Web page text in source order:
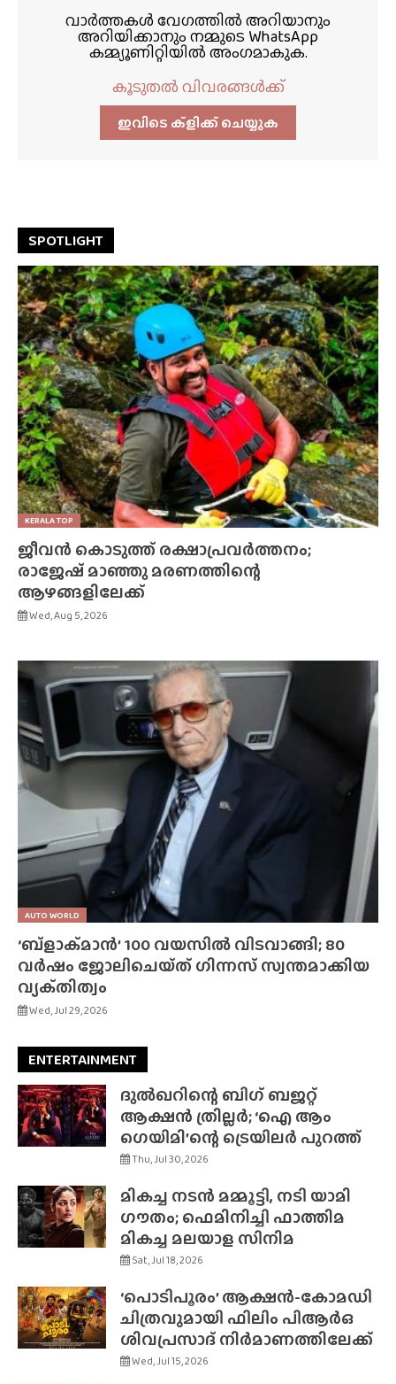
വാർത്തകൾ വേഗത്തിൽ അറിയാനും
അറിയിക്കാനും നമ്മുടെ WhatsApp
കമ്മ്യൂണിറ്റിയിൽ അംഗമാകുക.
കൂടുതൽ വിവരങ്ങൾക്ക്
ഇവിടെ ക്ളിക്ക്‌ ചെയ്യുക
SPOTLIGHT
KERALA TOP
ജീവൻ കൊടുത്ത് രക്ഷാപ്രവർത്തനം;
രാജേഷ് മാഞ്ഞു മരണത്തിന്റെ
ആഴങ്ങളിലേക്ക്
Wed, Aug 5, 2026
AUTO WORLD
‘ബ്‌ളാക്‌മാൻ’ 100 വയസിൽ വിടവാങ്ങി; 80
വർഷം ജോലിചെയ്‌ത്‌ ഗിന്നസ് സ്വന്തമാക്കിയ
വ്യക്‌തിത്വം
Wed, Jul 29, 2026
ENTERTAINMENT
ദുൽഖറിന്റെ ബിഗ് ബജറ്റ്
ആക്ഷൻ ത്രില്ലർ; ‘ഐ ആം
ഗെയിമി’ന്റെ ട്രെയിലർ പുറത്ത്
Thu, Jul 30, 2026
മികച്ച നടൻ മമ്മൂട്ടി, നടി യാമി
ഗൗതം; ഫെമിനിച്ചി ഫാത്തിമ
മികച്ച മലയാള സിനിമ
Sat, Jul 18, 2026
‘പൊടിപൂരം’ ആക്ഷൻ-കോമഡി
ചിത്രവുമായി ഫിലിം പിആർഒ
ശിവപ്രസാദ് നിർമാണത്തിലേക്ക്
Wed, Jul 15, 2026